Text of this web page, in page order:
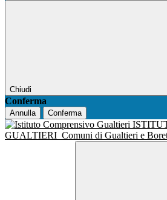
Chiudi
Conferma
Annulla Conferma
GUALTIERI Comuni di Gualtieri e